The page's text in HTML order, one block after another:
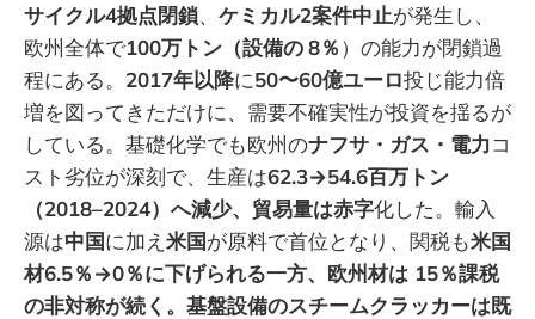
サイクル4拠点閉鎖、 ケミカル2案件中止が発生し、
欧州全体で100万トン（設備の8％）の能力が閉鎖過
程にある。 2017年以降に50〜60億ユーロ投じ能力倍
増を図ってきただけに、需要不確実性が投資を揺るが
している。基礎化学でも欧州のナフサ・ガス・電力コ
スト劣位が深刻で、生産は62.3→54.6百万トン
（2018–2024）へ減少、貿易量は赤字化した。輸入
源は中国に加え 米国が原料で首位となり、関税も米国
材6.5％→0％に下げられる一方、欧州材は 15％課税
の非対称が続く。基盤設備のスチームクラッカーは既